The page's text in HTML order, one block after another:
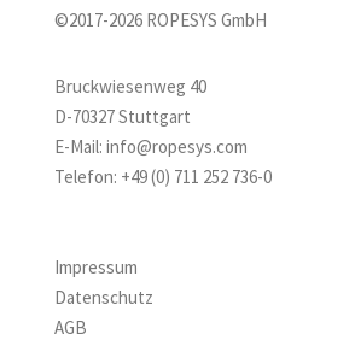
©2017-2026 ROPESYS GmbH
Bruckwiesenweg 40
D-70327 Stuttgart
E-Mail: info@ropesys.com
Telefon: +49 (0) 711 252 736-0
Impressum
Datenschutz
AGB